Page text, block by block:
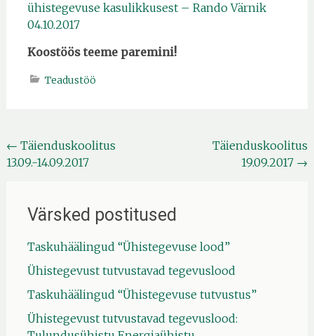
ühistegevuse kasulikkusest – Rando Värnik
04.10.2017
Koostöös teeme paremini!
Teadustöö
Post
navigation
← Täienduskoolitus
13.09.-14.09.2017
Täienduskoolitus
19.09.2017 →
Värsked postitused
Taskuhäälingud “Ühistegevuse lood”
Ühistegevust tutvustavad tegevuslood
Taskuhäälingud “Ühistegevuse tutvustus”
Ühistegevust tutvustavad tegevuslood: